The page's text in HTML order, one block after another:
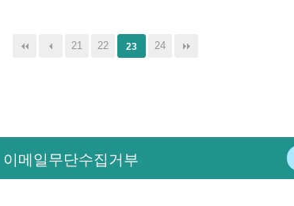
21 22 23 24
이메일무단수집거부